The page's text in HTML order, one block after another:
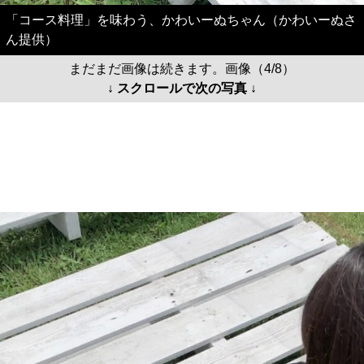
「コース料理」を味わう、かわいーぬちゃん（かわいーぬさ
ん提供）
まだまだ画像は続きます。画像（4/8）
↓ スクロールで次の写真 ↓